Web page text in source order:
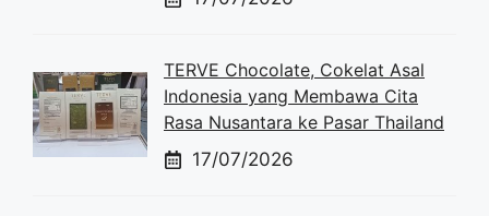
TERVE Chocolate, Cokelat Asal
Indonesia yang Membawa Cita
Rasa Nusantara ke Pasar Thailand
17/07/2026